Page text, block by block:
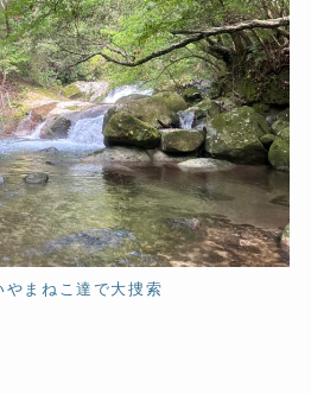
やまねこ達で大捜索